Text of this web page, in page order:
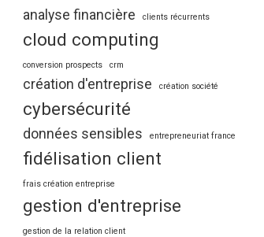
analyse financière clients récurrents
cloud computing
conversion prospects crm
création d'entreprise création société
cybersécurité
données sensibles entrepreneuriat france
fidélisation client
frais création entreprise
gestion d'entreprise
gestion de la relation client